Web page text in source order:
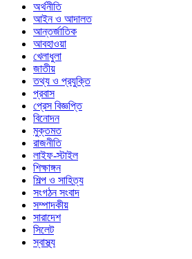
অর্থনীতি
আইন ও আদালত
আন্তর্জাতিক
আবহাওয়া
খেলাধুলা
জাতীয়
তথ্য ও প্রযুক্তি
প্রবাস
প্রেস বিজ্ঞপ্তি
বিনোদন
মুক্তমত
রাজনীতি
লাইফ-স্টাইল
শিক্ষাঙ্গন
শিল্প ও সাহিত্য
সংগঠন সংবাদ
সম্পাদকীয়
সারাদেশ
সিলেট
স্বাস্থ্য